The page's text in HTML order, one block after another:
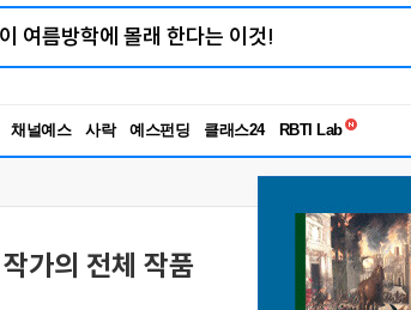
채널예스 사락 예스펀딩 클래스24
독서유형검사
작가의 전체 작품